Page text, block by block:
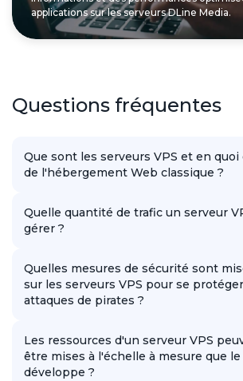
applications sur les serveurs DLine Media.
Questions fréquentes
Que sont les serveurs VPS et en
de l'hébergement Web classique ?
aux utilisateurs une plus grande
performances par rapport à l'hébergement
Quelle quantité de trafic un serveur
gérer ?
ses spécifications et de la nature du site
l'ensemble, elle est bien supérieure à celle
classique.
Quelles mesures de sécurité sont
sur les serveurs VPS pour se
attaques de pirates ?
sécurité, notamment des pare-feu, des
et une surveillance des activités, pour vous
menaces potentielles.
Les ressources d'un serveur VPS
être mises à l'échelle à mesure que
développe ?